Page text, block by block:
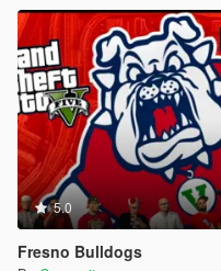
5.0
Fresno Bulldogs